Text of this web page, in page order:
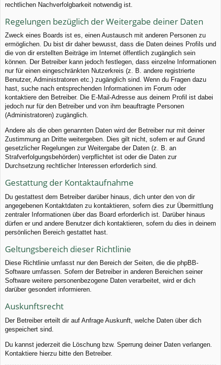
rechtlichen Nachverfolgbarkeit notwendig ist.
Regelungen bezüglich der Weitergabe deiner Daten
Zweck eines Boards ist es, einen Austausch mit anderen Personen zu
ermöglichen. Du bist dir daher bewusst, dass die Daten deines Profils und
die von dir erstellten Beiträge im Internet öffentlich zugänglich sein
können. Der Betreiber kann jedoch festlegen, dass einzelne Informationen
nur für einen eingeschränkten Nutzerkreis (z. B. andere registrierte
Benutzer, Administratoren etc.) zugänglich sind. Wenn du Fragen dazu
hast, suche nach entsprechenden Informationen im Forum oder
kontaktiere den Betreiber. Die E-Mail-Adresse aus deinem Profil ist dabei
jedoch nur für den Betreiber und von ihm beauftragte Personen
(Administratoren) zugänglich.
Andere als die oben genannten Daten wird der Betreiber nur mit deiner
Zustimmung an Dritte weitergeben. Dies gilt nicht, sofern er auf Grund
gesetzlicher Regelungen zur Weitergabe der Daten (z. B. an
Strafverfolgungsbehörden) verpflichtet ist oder die Daten zur
Durchsetzung rechtlicher Interessen erforderlich sind.
Gestattung der Kontaktaufnahme
Du gestattest dem Betreiber darüber hinaus, dich unter den von dir
angegebenen Kontaktdaten zu kontaktieren, sofern dies zur Übermittlung
zentraler Informationen über das Board erforderlich ist. Darüber hinaus
dürfen er und andere Benutzer dich kontaktieren, sofern du dies in deinem
persönlichen Bereich gestattet hast.
Geltungsbereich dieser Richtlinie
Diese Richtlinie umfasst nur den Bereich der Seiten, die die phpBB-
Software umfassen. Sofern der Betreiber in anderen Bereichen seiner
Software weitere personenbezogene Daten verarbeitet, wird er dich
darüber gesondert informieren.
Auskunftsrecht
Der Betreiber erteilt dir auf Anfrage Auskunft, welche Daten über dich
gespeichert sind.
Du kannst jederzeit die Löschung bzw. Sperrung deiner Daten verlangen.
Kontaktiere hierzu bitte den Betreiber.